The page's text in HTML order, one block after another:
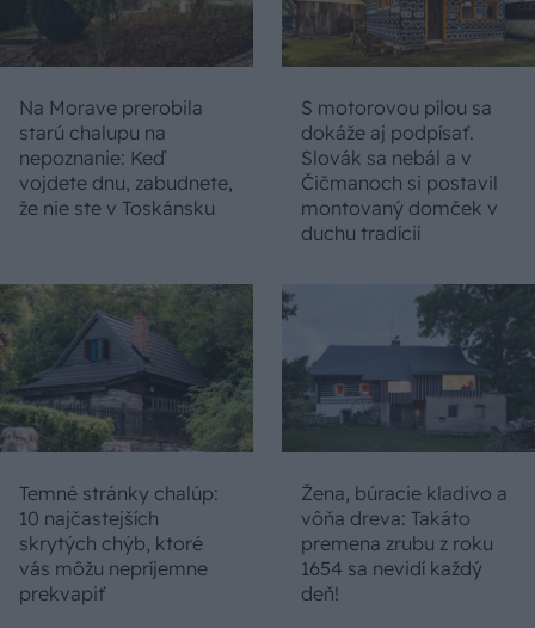
Na Morave prerobila
starú chalupu na
nepoznanie: Keď
vojdete dnu, zabudnete,
že nie ste v Toskánsku
S motorovou pílou sa
dokáže aj podpísať.
Slovák sa nebál a v
Čičmanoch si postavil
montovaný domček v
duchu tradícií
Temné stránky chalúp:
10 najčastejších
skrytých chýb, ktoré
vás môžu nepríjemne
prekvapiť
Žena, búracie kladivo a
vôňa dreva: Takáto
premena zrubu z roku
1654 sa nevidí každý
deň!